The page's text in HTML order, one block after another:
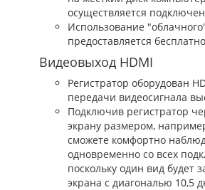
осуществляется
Использование
предоставляется
Видеовыход HDMI
Регистратор оборудован
передачи видеосигнала
Подключив регистратор
экрану размером,
сможете комфортно
одновременно со всех
поскольку один вид будет
экрана с диагональю 10,5